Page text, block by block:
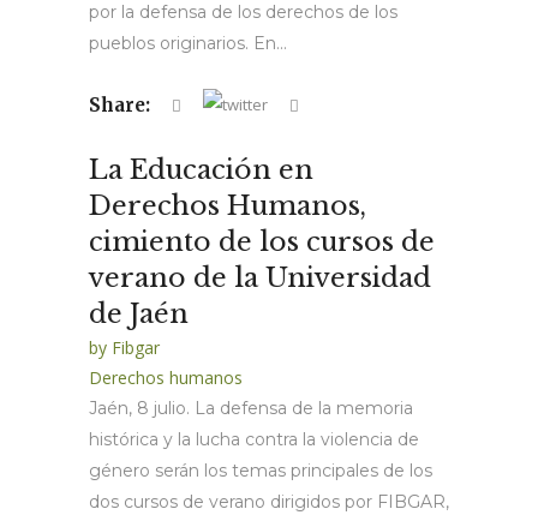
por la defensa de los derechos de los
pueblos originarios. En...
Share:
La Educación en
Derechos Humanos,
cimiento de los cursos de
verano de la Universidad
de Jaén
by Fibgar
Derechos humanos
Jaén, 8 julio. La defensa de la memoria
histórica y la lucha contra la violencia de
género serán los temas principales de los
dos cursos de verano dirigidos por FIBGAR,